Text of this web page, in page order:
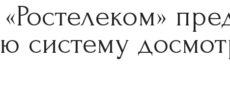
систему